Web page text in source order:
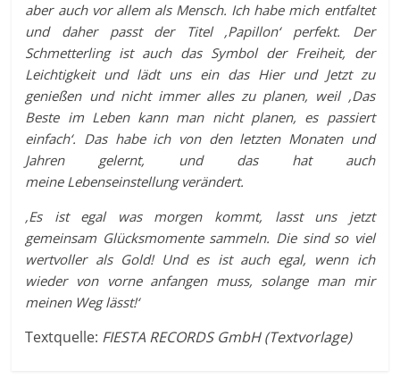
aber auch vor allem als Mensch. Ich habe mich entfaltet
und daher passt der Titel ‚Papillon‘ perfekt. Der
Schmetterling ist auch das Symbol der Freiheit, der
Leichtigkeit und lädt uns ein das Hier und Jetzt zu
genießen und nicht immer alles zu planen, weil ‚Das
Beste im Leben kann man nicht planen, es passiert
einfach‘. Das habe ich von den letzten Monaten und
Jahren gelernt, und das hat auch
meine Lebenseinstellung verändert.
‚Es ist egal was morgen kommt, lasst uns jetzt
gemeinsam Glücksmomente sammeln. Die sind so viel
wertvoller als Gold! Und es ist auch egal, wenn ich
wieder von vorne anfangen muss, solange man mir
meinen Weg lässt!‘
Textquelle: FIESTA RECORDS GmbH (Textvorlage)